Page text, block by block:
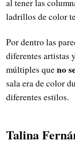
al tener las
ladrillos de color
Por dentro las
diferentes artistas
múltiples queno
sala era de color
diferentes estilos.
Talina